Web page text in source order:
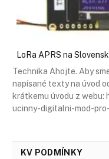
LoRa APRS na
Technika Ahojte. Aby
napísané texty na úvod
krátkemu úvodu z
ucinny-digitalni-mod-
KV PODMÍNKY